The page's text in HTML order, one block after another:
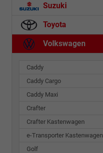
Suzuki
Toyota
Volkswagen
Caddy
Caddy Cargo
Caddy Maxi
Crafter
Crafter Kastenwagen
e-Transporter Kastenwagen
Golf